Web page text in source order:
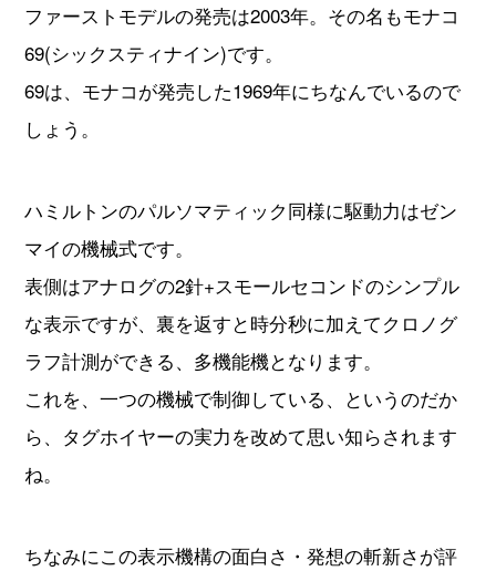
ファーストモデルの発売は2003年。その名もモナコ
69(シックスティナイン)です。
69は、モナコが発売した1969年にちなんでいるので
しょう。
ハミルトンのパルソマティック同様に駆動力はゼン
マイの機械式です。
表側はアナログの2針+スモールセコンドのシンプル
な表示ですが、裏を返すと時分秒に加えてクロノグ
ラフ計測ができる、多機能機となります。
これを、一つの機械で制御している、というのだか
ら、タグホイヤーの実力を改めて思い知らされます
ね。
ちなみにこの表示機構の面白さ・発想の斬新さが評